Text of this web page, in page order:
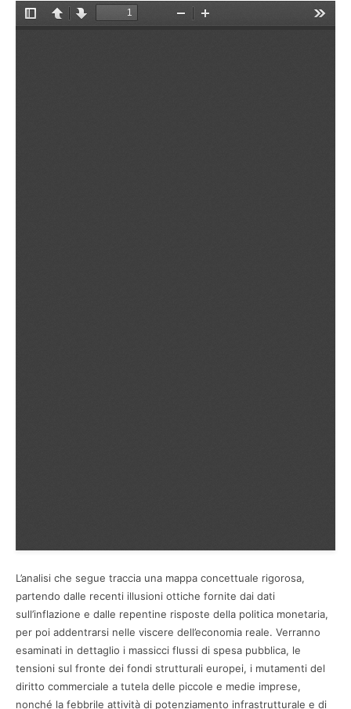
L’analisi che segue traccia una mappa concettuale rigorosa,
partendo dalle recenti illusioni ottiche fornite dai dati
sull’inflazione e dalle repentine risposte della politica monetaria,
per poi addentrarsi nelle viscere dell’economia reale. Verranno
esaminati in dettaglio i massicci flussi di spesa pubblica, le
tensioni sul fronte dei fondi strutturali europei, i mutamenti del
diritto commerciale a tutela delle piccole e medie imprese,
nonché la febbrile attività di potenziamento infrastrutturale e di